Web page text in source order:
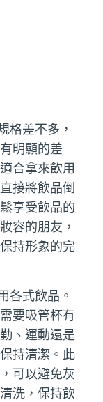
格差不多，
明顯的差
合拿來飲用
接將飲品倒
享受飲品的
容的朋友，
持形象的完
各式飲品。
要吸管杯有
、運動還是
持清潔。此
可以避免灰
洗，保持飲